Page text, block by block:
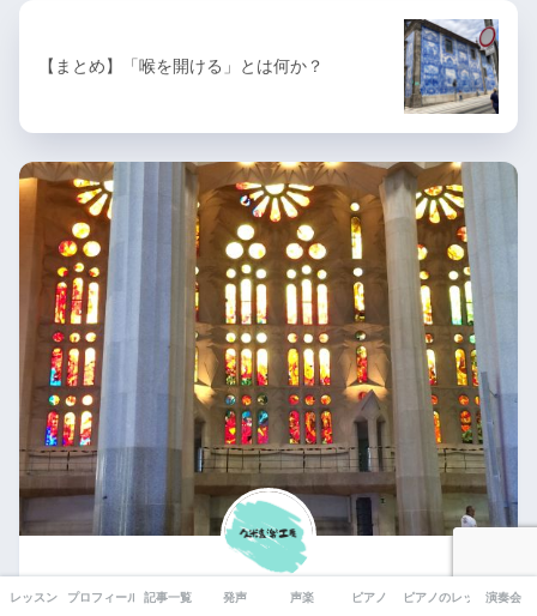
【まとめ】「喉を開ける」とは何か？
レッスン プロフィール 記事一覧 発声 声楽 ピアノ ピアノのレッスン風景
演奏会